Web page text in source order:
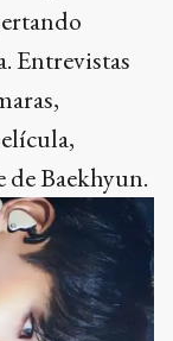
Entrevistas
Baekhyun.